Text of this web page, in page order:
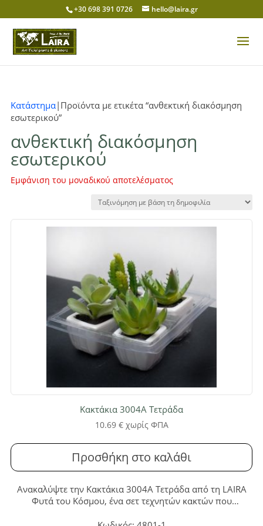
+30 698 391 0726 hello@laira.gr
Κατάστημα|Προϊόντα με ετικέτα “ανθεκτική διακόσμηση
εσωτερικού”
ανθεκτική διακόσμηση
εσωτερικού
Εμφάνιση του μοναδικού αποτελέσματος
Κακτάκια 3004A Τετράδα
10.69 € χωρίς ΦΠΑ
Προσθήκη στο καλάθι
Ανακαλύψτε την Κακτάκια 3004A Τετράδα από τη LAIRA
Φυτά του Κόσμου, ένα σετ τεχνητών κακτών που